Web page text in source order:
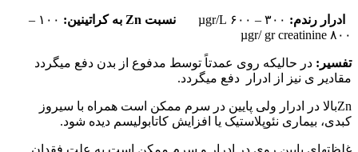
ادرار رندم: ۳۰۰ – ۶۰۰ µgr/L نسبت Zn به کراتینین:
۱۰۰ –
۸۰۰ µgr/ gr creatinine
تفسیر: در حالیکه روی عمدتاً توسط مدفوع از بدن دفع می‏گردد
مقادیر ی نیز از ادرار دفع می‏گردد.
Znبالا در ادرار ولی پایین در سرم ممکن است همراه با سیروز
کبدی، بیماری نئوپلاستیک یا افزایش کاتابولیسم دیده شود.